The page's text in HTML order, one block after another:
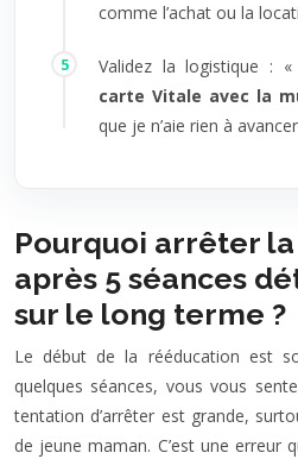
comme l’achat ou la
Validez la logistique :
carte Vitale avec la
que je n’aie rien à
Pourquoi arrêter
après 5 séances
sur le long terme ?
Le début de la rééducation est
quelques séances, vous vous
tentation d’arrêter est grande,
de jeune maman. C’est une erreur